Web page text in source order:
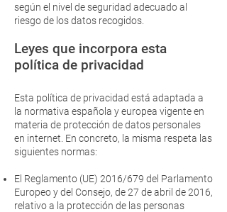
según el nivel de seguridad adecuado al
riesgo de los datos recogidos.
Leyes que incorpora esta
política de privacidad
Esta política de privacidad está adaptada a
la normativa española y europea vigente en
materia de protección de datos personales
en internet. En concreto, la misma respeta las
siguientes normas:
El Reglamento (UE) 2016/679 del Parlamento
Europeo y del Consejo, de 27 de abril de 2016,
relativo a la protección de las personas